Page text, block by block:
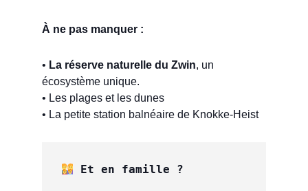
À ne pas manquer :
• La réserve naturelle du Zwin, un
écosystème unique.
• Les plages et les dunes
• La petite station balnéaire de Knokke-Heist
Et en famille ?